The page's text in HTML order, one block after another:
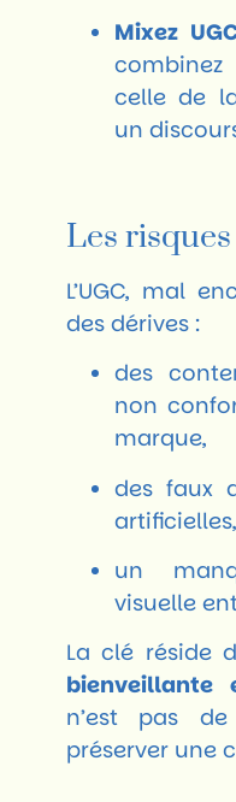
Mixez
celle de
un
Les
L’UGC, mal
des dérives :
des
non
marque,
des faux
artificielles,
un
visuelle
La clé réside
bienveillante
n’est pas
préserver une